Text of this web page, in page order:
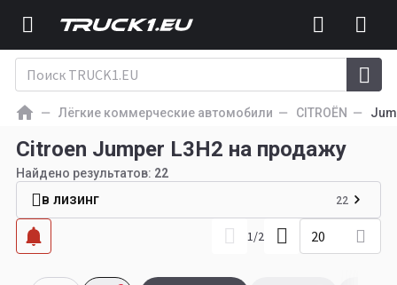
Лёгкие коммерческие автомобили CITROËN
Citroen Jumper L3H2 на продажу
Найдено результатов: 22
в лизинг 22
1/2 20